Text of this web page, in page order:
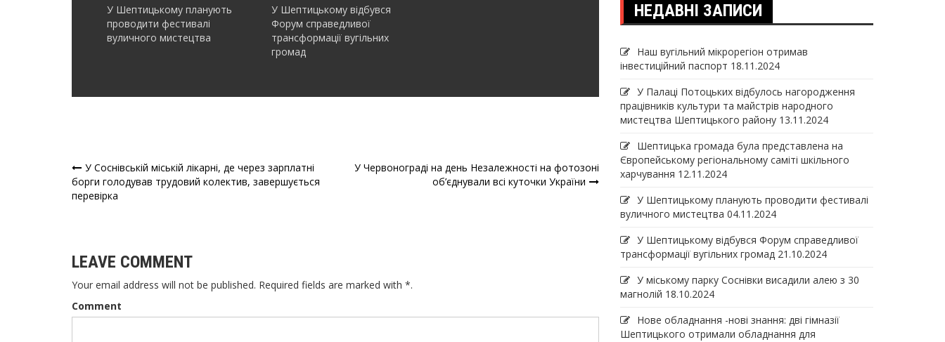
У Шептицькому планують
проводити фестивалі
вуличного мистецтва
У Шептицькому відбувся
Форум справедливої
трансформації вугільних
громад
Навігація
записів
У Соснівській міській лікарні, де через зарплатні
борги голодував трудовий колектив, завершується
перевірка
У Червонограді на день Незалежності на фотозоні
об’єднували всі куточки України
LEAVE COMMENT
Your email address will not be published. Required fields are marked with *.
Comment
НЕДАВНІ ЗАПИСИ
Наш вугільний мікрорегіон отримав
інвеcтиційний паспорт 18.11.2024
У Палаці Потоцьких відбулось нагородження
працівників культури та майстрів народного
мистецтва Шептицького району 13.11.2024
Шептицька громада була представлена на
Європейському регіональному саміті шкільного
харчування 12.11.2024
У Шептицькому планують проводити фестивалі
вуличного мистецтва 04.11.2024
У Шептицькому відбувся Форум справедливої
трансформації вугільних громад 21.10.2024
У міському парку Соснівки висадили алею з 30
магнолій 18.10.2024
Нове обладнання -нові знання: дві гімназії
Шептицького отримали обладнання для